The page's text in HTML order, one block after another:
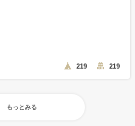
219 219
もっとみる